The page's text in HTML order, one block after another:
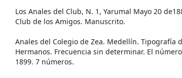
Los Anales del Club, N. 1, Yarumal Mayo 20
Club de los Amigos. Manuscrito.
Anales del Colegio de Zea. Medellín. Tipografía
Hermanos. Frecuencia sin determinar. El
1899. 7 números.